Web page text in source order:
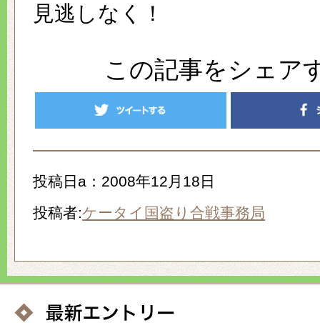
見逃しなく！
この記事をシェア
投稿日a：2008年12月18日
投稿者:ケータイ国盗り合戦事務局